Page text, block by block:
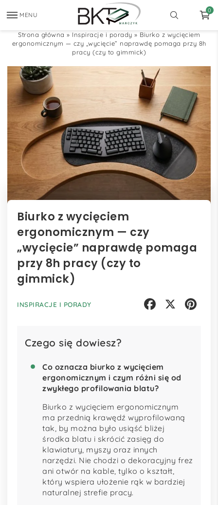
MENU
0
Strona główna » Inspiracje i porady » Biurko z wycięciem
ergonomicznym — czy „wycięcie” naprawdę pomaga przy 8h
pracy (czy to gimmick)
Biurko z wycięciem
ergonomicznym — czy
„wycięcie” naprawdę pomaga
przy 8h pracy (czy to
gimmick)
INSPIRACJE I PORADY
Czego się dowiesz?
Co oznacza biurko z wycięciem
ergonomicznym i czym różni się od
zwykłego profilowania blatu?
Biurko z wycięciem ergonomicznym
ma przednią krawędź wyprofilowaną
tak, by można było usiąść bliżej
środka blatu i skrócić zasięg do
klawiatury, myszy oraz innych
narzędzi. Nie chodzi o dekoracyjny frez
ani otwór na kable, tylko o kształt,
który wspiera ułożenie rąk w bardziej
naturalnej strefie pracy.